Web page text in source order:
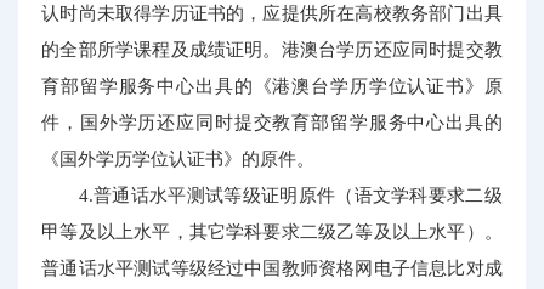
认时尚未取得学历证书的，应提供所在高校教务部门出具
的全部所学课程及成绩证明。港澳台学历还应同时提交教
育部留学服务中心出具的《港澳台学历学位认证书》原
件，国外学历还应同时提交教育部留学服务中心出具的
《国外学历学位认证书》的原件。
4.普通话水平测试等级证明原件（语文学科要求二级
甲等及以上水平，其它学科要求二级乙等及以上水平）。
普通话水平测试等级经过中国教师资格网电子信息比对成